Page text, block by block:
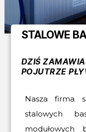
STALOWE
DZIŚ
POJUTRZE
Nasza firma
stalowych
modułowych